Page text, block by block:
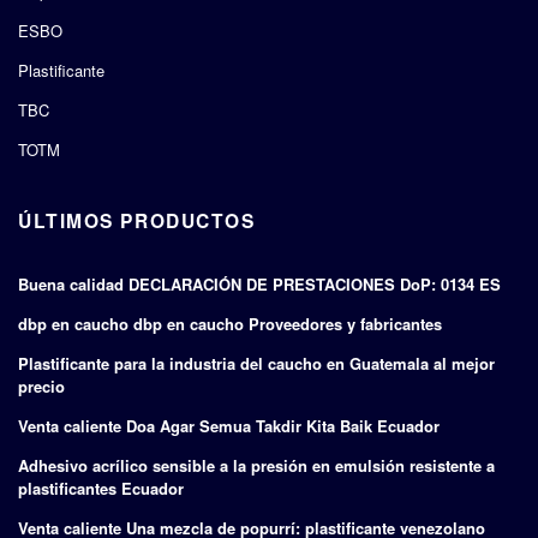
ESBO
Plastificante
TBC
TOTM
ÚLTIMOS PRODUCTOS
Buena calidad DECLARACIÓN DE PRESTACIONES DoP: 0134 ES
dbp en caucho dbp en caucho Proveedores y fabricantes
Plastificante para la industria del caucho en Guatemala al mejor
precio
Venta caliente Doa Agar Semua Takdir Kita Baik Ecuador
Adhesivo acrílico sensible a la presión en emulsión resistente a
plastificantes Ecuador
Venta caliente Una mezcla de popurrí: plastificante venezolano